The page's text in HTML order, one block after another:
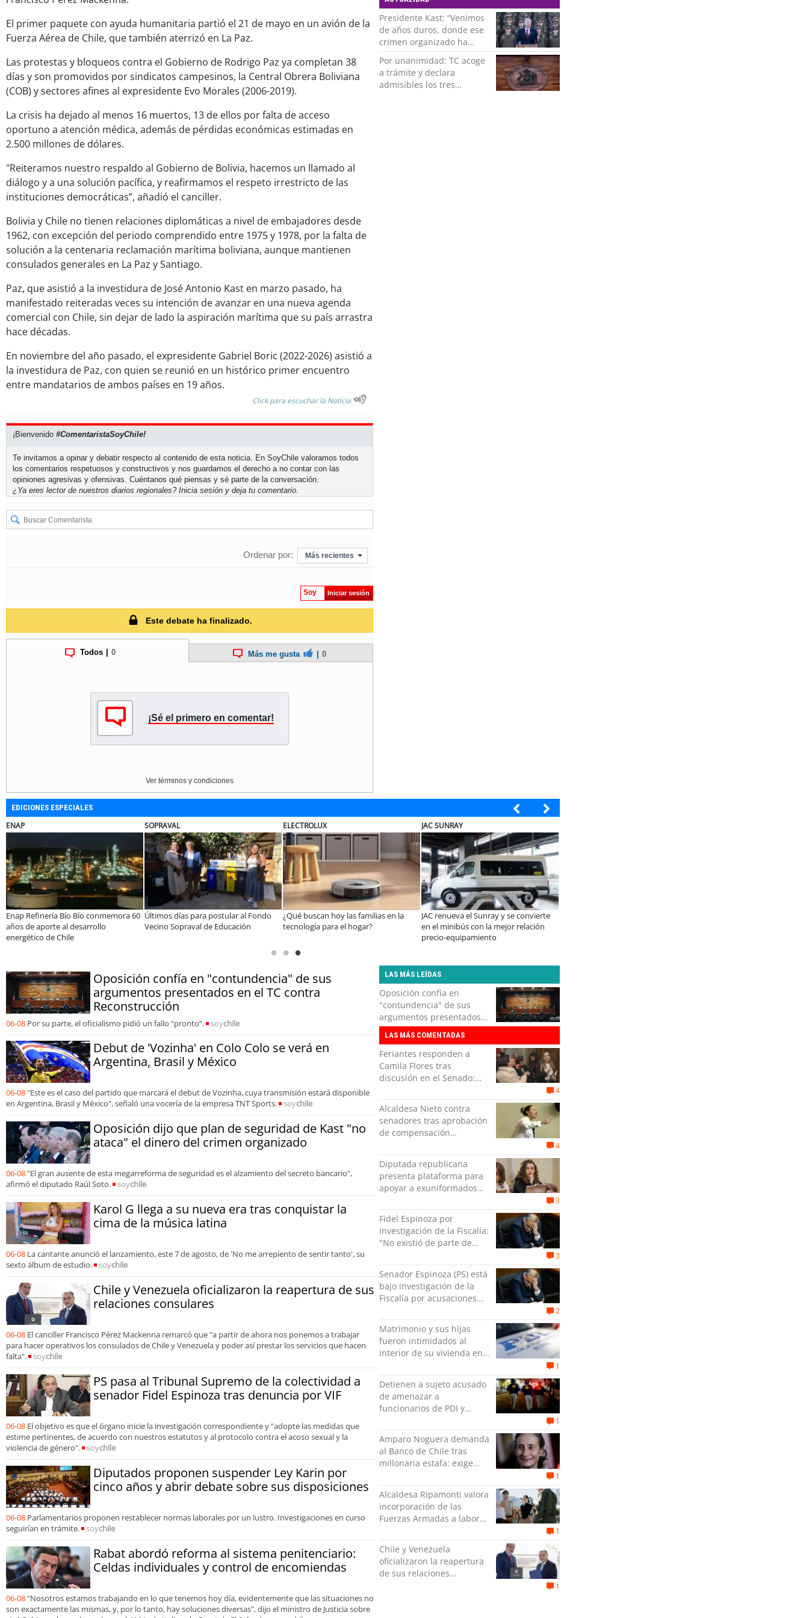
El primer paquete con ayuda humanitaria partió el 21 de mayo en un avión de la
Fuerza Aérea de Chile, que también aterrizó en La Paz.
Las protestas y bloqueos contra el Gobierno de Rodrigo Paz ya completan 38
días y son promovidos por sindicatos campesinos, la Central Obrera Boliviana
(COB) y sectores afines al expresidente Evo Morales (2006-2019).
La crisis ha dejado al menos 16 muertos, 13 de ellos por falta de acceso
oportuno a atención médica, además de pérdidas económicas estimadas en
2.500 millones de dólares.
"Reiteramos nuestro respaldo al Gobierno de Bolivia, hacemos un llamado al
diálogo y a una solución pacífica, y reafirmamos el respeto irrestricto de las
instituciones democráticas”, añadió el canciller.
Bolivia y Chile no tienen relaciones diplomáticas a nivel de embajadores desde
1962, con excepción del periodo comprendido entre 1975 y 1978, por la falta de
solución a la centenaria reclamación marítima boliviana, aunque mantienen
consulados generales en La Paz y Santiago.
Paz, que asistió a la investidura de José Antonio Kast en marzo pasado, ha
manifestado reiteradas veces su intención de avanzar en una nueva agenda
comercial con Chile, sin dejar de lado la aspiración marítima que su país arrastra
hace décadas.
En noviembre del año pasado, el expresidente Gabriel Boric (2022-2026) asistió a
la investidura de Paz, con quien se reunió en un histórico primer encuentro
entre mandatarios de ambos países en 19 años.
Click para escuchar la Noticia
¡Bienvenido #ComentaristaSoyChile!
Te invitamos a opinar y debatir respecto al contenido de esta noticia. En SoyChile valoramos todos
los comentarios respetuosos y constructivos y nos guardamos el derecho a no contar con las
opiniones agresivas y ofensivas. Cuéntanos qué piensas y sé parte de la conversación.
¿Ya eres lector de nuestros diarios regionales? Inicia sesión y deja tu comentario.
Ordenar por: Más recientes
Soy Iniciar sesión
Este debate ha finalizado.
Todos 0 Más me gusta 0
¡Sé el primero en comentar!
Ver términos y condiciones
Presidente Kast: “Venimos
de años duros, donde ese
crimen organizado ha
ocupado un lugar que no
le corresponde”
Por unanimidad: TC acoge
a trámite y declara
admisibles los tres
EDICIONES ESPECIALES
ENAP
Enap Refinería Bío Bío conmemora 60
años de aporte al desarrollo
energético de Chile
SOPRAVAL
Últimos días para postular al Fondo
Vecino Sopraval de Educación
ELECTROLUX
¿Qué buscan hoy las familias en la
tecnología para el hogar?
JAC SUNRAY
JAC renueva el Sunray y se convierte
en el minibús con la mejor relación
precio-equipamiento
Oposición confía en "contundencia" de sus
argumentos presentados en el TC contra
Reconstrucción
06-08 Por su parte, el oficialismo pidió un fallo “pronto”. soychile
Debut de 'Vozinha' en Colo Colo se verá en
Argentina, Brasil y México
06-08 "Este es el caso del partido que marcará el debut de Vozinha, cuya transmisión estará disponible
en Argentina, Brasil y México", señaló una vocería de la empresa TNT Sports.
soychile
Oposición dijo que plan de seguridad de Kast "no
ataca" el dinero del crimen organizado
06-08 "El gran ausente de esta megarreforma de seguridad es el alzamiento del secreto bancario",
afirmó el diputado Raúl Soto.
soychile
Karol G llega a su nueva era tras conquistar la
cima de la música latina
06-08 La cantante anunció el lanzamiento, este 7 de agosto, de 'No me arrepiento de sentir tanto', su
sexto álbum de estudio.
soychile
Chile y Venezuela oficializaron la reapertura de sus
relaciones consulares
06-08 El canciller Francisco Pérez Mackenna remarcó que "a partir de ahora nos ponemos a trabajar
para hacer operativos los consulados de Chile y Venezuela y poder así prestar los servicios que hacen
falta".
soychile
PS pasa al Tribunal Supremo de la colectividad a
senador Fidel Espinoza tras denuncia por VIF
06-08 El objetivo es que el órgano inicie la investigación correspondiente y "adopte las medidas que
estime pertinentes, de acuerdo con nuestros estatutos y al protocolo contra el acoso sexual y la
violencia de género".
soychile
Diputados proponen suspender Ley Karin por
cinco años y abrir debate sobre sus disposiciones
06-08 Parlamentarios proponen restablecer normas laborales por un lustro. Investigaciones en curso
seguirían en trámite.
soychile
Rabat abordó reforma al sistema penitenciario:
Celdas individuales y control de encomiendas
06-08 "Nosotros estamos trabajando en lo que tenemos hoy día, evidentemente que las situaciones no
son exactamente las mismas, y, por lo tanto, hay soluciones diversas", dijo el ministro de Justicia sobre
LAS MÁS LEÍDAS
Oposición confía en
"contundencia" de sus
argumentos presentados
en el TC contra
Reconstrucción
LAS MÁS COMENTADAS
Feriantes responden a
Camila Flores tras
discusión en el Senado:
orgullo”
4
Alcaldesa Nieto contra
senadores tras aprobación
de compensación
indolente"
4
Diputada republicana
presenta plataforma para
apoyar a exuniformados
social
3
Fidel Espinoza por
investigación de la Fiscalía:
"No existió de parte de
violencia física ni verbal"
3
Senador Espinoza (PS) está
bajo investigación de la
Fiscalía por acusaciones
su pareja
2
Matrimonio y sus hijas
fueron intimidados al
interior de su vivienda en
1
Detienen a sujeto acusado
de amenazar a
funcionarios de PDI y
Verde
1
Amparo Noguera demanda
al Banco de Chile tras
millonaria estafa: exige
1
Alcaldesa Ripamonti valora
incorporación de las
Fuerzas Armadas a labores
“responsabilidad política”
1
Chile y Venezuela
oficializaron la reapertura
de sus relaciones
1